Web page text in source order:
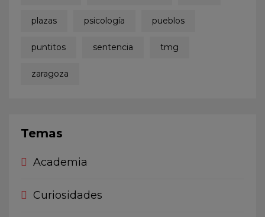
plazas psicología pueblos
puntitos sentencia tmg
zaragoza
Temas
Academia
Curiosidades